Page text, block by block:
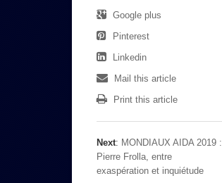
Google plus
Pinterest
Linkedin
Mail this article
Print this article
Next: MONDIAUX AIDA 2019 :
Pierre Frolla, entre
exaspération et inquiétude